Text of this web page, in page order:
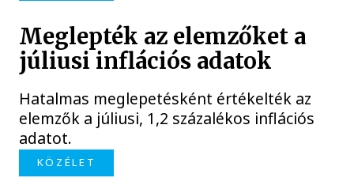
Meglepték az elemzőket a
júliusi inflációs adatok
Hatalmas meglepetésként értékelték az
elemzők a júliusi, 1,2 százalékos inflációs
adatot.
KÖZÉLET